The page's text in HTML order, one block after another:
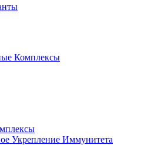
Комплексы
Укрепление Иммунитета